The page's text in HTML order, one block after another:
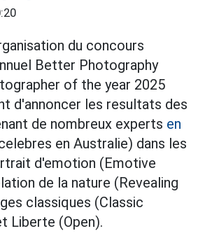
du concours
Better Photography
of the year 2025
d'annoncer les resultats des
de nombreux experts en
en Australie) dans les
d'emotion (Emotive
de la nature (Revealing
classiques (Classic
Liberte (Open).